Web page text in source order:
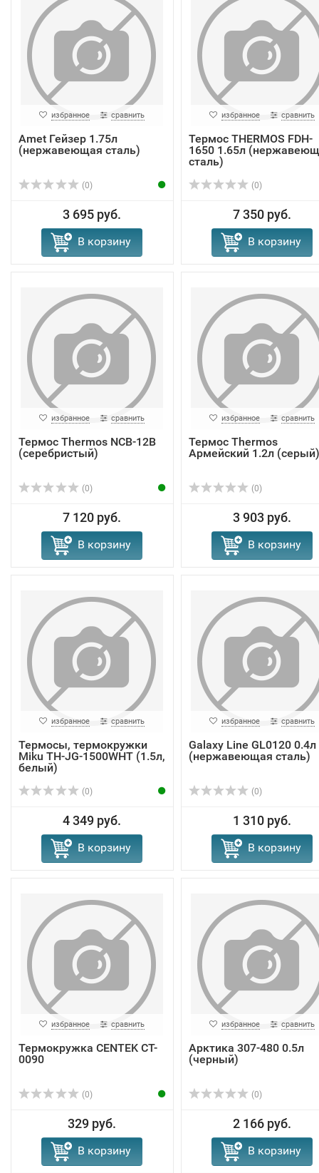
избранное сравнить
Amet Гейзер 1.75л
(нержавеющая сталь)
(0)
3 695 руб.
В корзину
избранное сравнить
Термос THERMOS FDH-
1650 1.65л
сталь)
(0)
7 350 руб.
В корзину
избранное сравнить
Термос Thermos NCB-12B
(серебристый)
(0)
7 120 руб.
В корзину
избранное сравнить
Термос Thermos
Армейский 1.2л (серый)
(0)
3 903 руб.
В корзину
избранное сравнить
Термосы, термокружки
Miku TH-JG-1500WHT (1.5л,
белый)
(0)
4 349 руб.
В корзину
избранное сравнить
Galaxy Line GL0120 0.4л
(нержавеющая сталь)
(0)
1 310 руб.
В корзину
избранное сравнить
Термокружка CENTEK CT-
0090
(0)
329 руб.
В корзину
избранное сравнить
Арктика 307-480 0.5л
(черный)
(0)
2 166 руб.
В корзину